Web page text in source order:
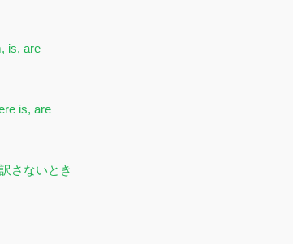
is, are
is, are
さないとき